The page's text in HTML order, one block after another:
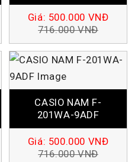
Giá: 500.000 VNĐ
716.000VNĐ
CASIO NAM F-
201WA-9ADF
Giá: 500.000 VNĐ
716.000VNĐ